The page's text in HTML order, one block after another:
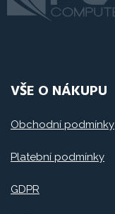
VŠE O NÁKUPU
Obchodní podmínky
Platební podmínky
GDPR